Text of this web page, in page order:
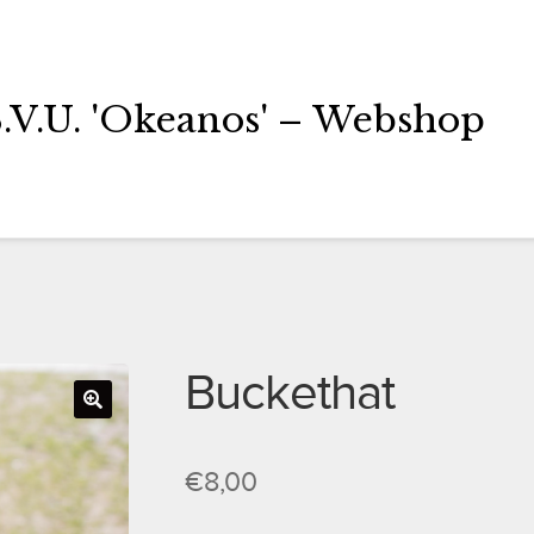
'Okeanos' – Webshop
Buckethat
€8,00